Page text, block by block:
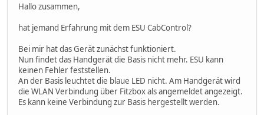
Hallo zusammen,
hat jemand Erfahrung mit dem ESU CabControl?
Bei mir hat das Gerät zunächst funktioniert.
Nun findet das Handgerät die Basis nicht mehr. ESU kann
keinen Fehler feststellen.
An der Basis leuchtet die blaue LED nicht. Am Handgerät wird
die WLAN Verbindung über Fitzbox als angemeldet angezeigt.
Es kann keine Verbindung zur Basis hergestellt werden.